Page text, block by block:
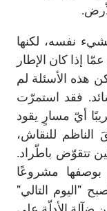
نفسه، لكنها
إذا كان الإطار
هذه الأسئلة لم
فقد استمرّت
أيّ مسارٍ يقود
الناظم للنقاش،
تتقوّض باطّراد.
بوصفها مشروعًا
"اليوم التالي"